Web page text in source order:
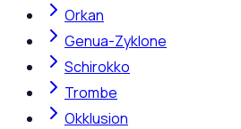
Orkan
Genua-Zyklone
Schirokko
Trombe
Okklusion